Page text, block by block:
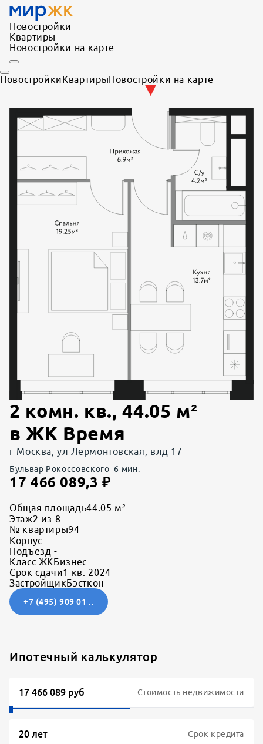
Новостройки
Квартиры
Новостройки на карте
НовостройкиКвартирыНовостройки на карте
2 комн. кв.,44.05 м²
вЖК Время
г Москва, ул Лермонтовская, влд 17
Бульвар Рокоссовского 6 мин.
17 466 089,3 ₽
Общая площадь44.05 м²
Этаж2 из 8
№ квартиры94
Корпус -
Подъезд -
Класс ЖКБизнес
Срок сдачи1 кв. 2024
ЗастройщикБэсткон
+7 (495) 909 01 ..
Ипотечный калькулятор
Стоимость недвижимости
Срок кредита